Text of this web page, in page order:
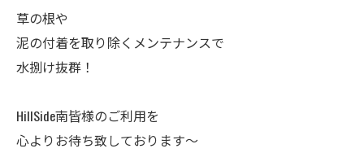
草の根や
泥の付着を取り除くメンテナンスで
水捌け抜群！
HillSide南皆様のご利用を
心よりお待ち致しております～